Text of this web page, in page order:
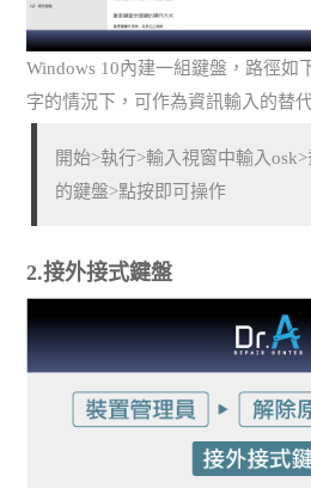
Windows 10內建一組鍵盤，路徑如
字的情況下，可作為資訊輸入的替
開始>執行>輸入視窗中輸入
的鍵盤>點按即可操作
2.接外接式鍵盤